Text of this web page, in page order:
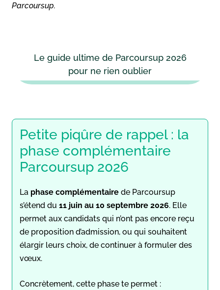
Parcoursup.
Le guide ultime de Parcoursup 2026
pour ne rien oublier
Petite piqûre de rappel : la
phase complémentaire
Parcoursup 2026
La phase complémentaire de Parcoursup
s’étend du 11 juin au 10 septembre 2026. Elle
permet aux candidats qui n’ont pas encore reçu
de proposition d’admission, ou qui souhaitent
élargir leurs choix, de continuer à formuler des
vœux.
Concrètement, cette phase te permet :